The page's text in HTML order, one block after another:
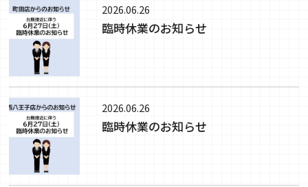
2026.06.26
臨時休業のお知らせ
2026.06.26
臨時休業のお知らせ